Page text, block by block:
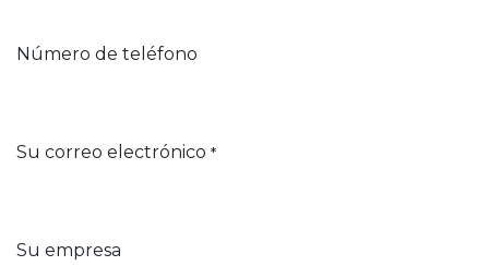
Número de teléfono
Su correo electrónico *
Su empresa